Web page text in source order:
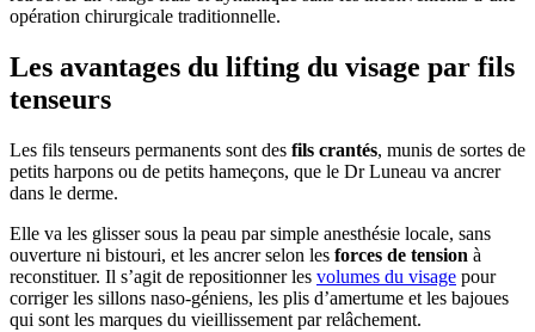
opération chirurgicale traditionnelle.
Les avantages du lifting du visage par fils
tenseurs
Les fils tenseurs permanents sont des fils crantés, munis de sortes de
petits harpons ou de petits hameçons, que le Dr Luneau va ancrer
dans le derme.
Elle va les glisser sous la peau par simple anesthésie locale, sans
ouverture ni bistouri, et les ancrer selon les forces de tension à
reconstituer. Il s’agit de repositionner les volumes du visage pour
corriger les sillons naso-géniens, les plis d’amertume et les bajoues
qui sont les marques du vieillissement par relâchement.